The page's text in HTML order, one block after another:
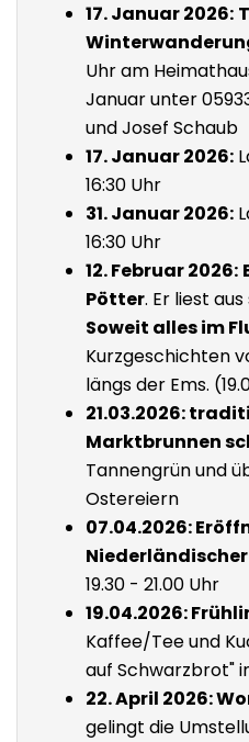
17. Januar 2026:
Uhr am
Januar unter
und Josef Schaub
17. Januar 2026:
16:30 Uhr
31. Januar 2026:
16:30 Uhr
12. Februar 2026:
Pötter. Er liest
Soweit alles im
Kurzgeschichten
längs der Ems.
21.03.2026:
Marktbrunnen
Tannengrün und
Ostereiern
07.04.2026:
19.30 - 21.00 Uhr
19.04.2026:
Kaffee/Tee und
auf Schwarzbrot"
22. April 2026:
gelingt die